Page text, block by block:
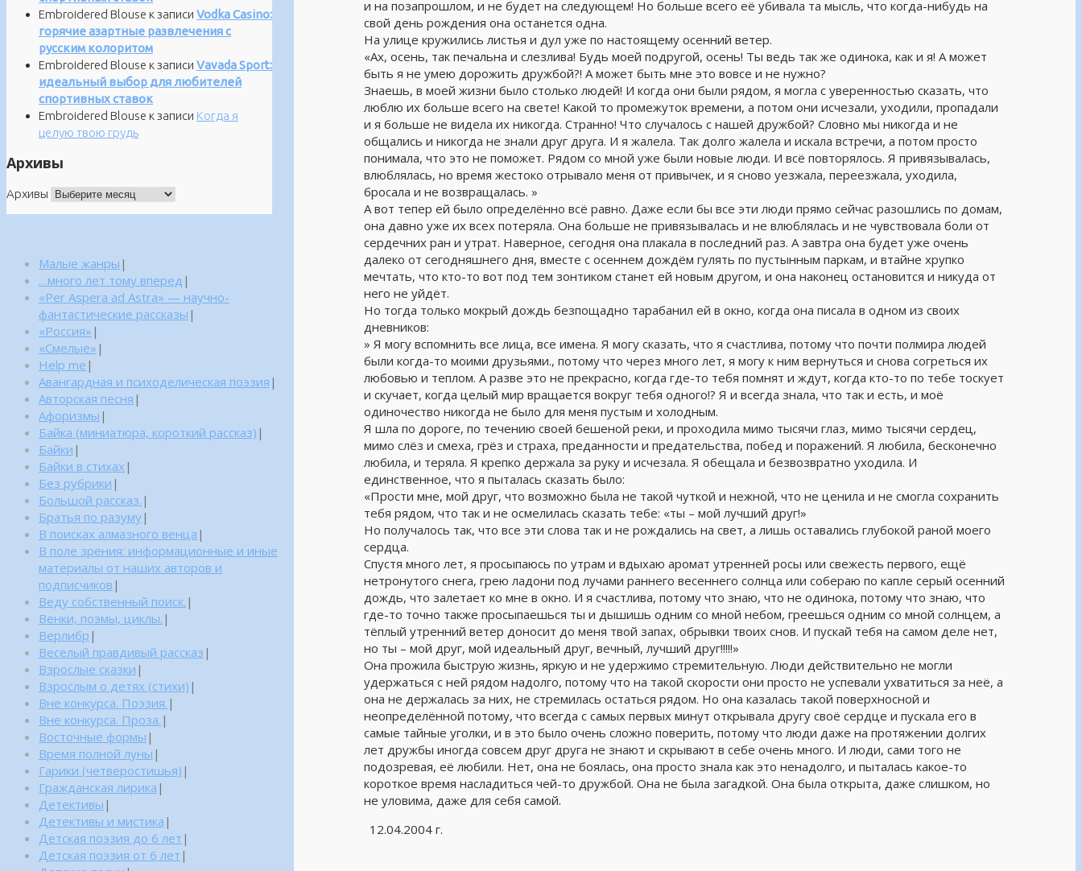
и на позапрошлом, и не будет на следующем! Но больше всего её убивала та мысль, что когда-нибудь на
свой день рождения она останется одна.
На улице кружились листья и дул уже по настоящему осенний ветер.
«Ах, осень, так печальна и слезлива! Будь моей подругой, осень! Ты ведь так же одинока, как и я! А может
быть я не умею дорожить дружбой?! А может быть мне это вовсе и не нужно?
Знаешь, в моей жизни было столько людей! И когда они были рядом, я могла с уверенностью сказать, что
люблю их больше всего на свете! Какой то промежуток времени, а потом они исчезали, уходили, пропадали
и я больше не видела их никогда. Странно! Что случалось с нашей дружбой? Словно мы никогда и не
общались и никогда не знали друг друга. И я жалела. Так долго жалела и искала встречи, а потом просто
понимала, что это не поможет. Рядом со мной уже были новые люди. И всё повторялось. Я привязывалась,
влюблялась, но время жестоко отрывало меня от привычек, и я сново уезжала, переезжала, уходила,
бросала и не возвращалась. »
А вот тепер ей было определённо всё равно. Даже если бы все эти люди прямо сейчас разошлись по домам,
она давно уже их всех потеряла. Она больше не привязывалась и не влюблялась и не чувствовала боли от
сердечних ран и утрат. Наверное, сегодня она плакала в последний раз. А завтра она будет уже очень
далеко от сегодняшнего дня, вместе с осеннем дождём гулять по пустынным паркам, и втайне хрупко
мечтать, что кто-то вот под тем зонтиком станет ей новым другом, и она наконец остановится и никуда от
него не уйдёт.
Но тогда только мокрый дождь безпощадно тарабанил ей в окно, когда она писала в одном из своих
дневников:
» Я могу вспомнить все лица, все имена. Я могу сказать, что я счастлива, потому что почти полмира людей
были когда-то моими друзьями., потому что через много лет, я могу к ним вернуться и снова согреться их
любовью и теплом. А разве это не прекрасно, когда где-то тебя помнят и ждут, когда кто-то по тебе тоскует
и скучает, когда целый мир вращается вокруг тебя одного!? Я и всегда знала, что так и есть, и моё
одиночество никогда не было для меня пустым и холодным.
Я шла по дороге, по течению своей бешеной реки, и проходила мимо тысячи глаз, мимо тысячи сердец,
мимо слёз и смеха, грёз и страха, преданности и предательства, побед и поражений. Я любила, бесконечно
любила, и теряла. Я крепко держала за руку и исчезала. Я обещала и безвозвратно уходила. И
единственное, что я пыталась сказать было:
«Прости мне, мой друг, что возможно была не такой чуткой и нежной, что не ценила и не смогла сохранить
тебя рядом, что так и не осмелилась сказать тебе: «ты – мой лучший друг!»
Но получалось так, что все эти слова так и не рождались на свет, а лишь оставались глубокой раной моего
сердца.
Спустя много лет, я просыпаюсь по утрам и вдыхаю аромат утренней росы или свежесть первого, ещё
нетронутого снега, грею ладони под лучами раннего весеннего солнца или собераю по капле серый осенний
дождь, что залетает ко мне в окно. И я счастлива, потому что знаю, что не одинока, потому что знаю, что
где-то точно также просыпаешься ты и дышишь одним со мной небом, греешься одним со мной солнцем, а
тёплый утренний ветер доносит до меня твой запах, обрывки твоих снов. И пускай тебя на самом деле нет,
но ты – мой друг, мой идеальный друг, вечный, лучший друг!!!!!»
Она прожила быструю жизнь, яркую и не удержимо стремительную. Люди действительно не могли
удержаться с ней рядом надолго, потому что на такой скорости они просто не успевали ухватиться за неё, а
она не держалась за них, не стремилась остаться рядом. Но она казалась такой поверхносной и
неопределённой потому, что всегда с самых первых минут открывала другу своё сердце и пускала его в
самые тайные уголки, и в это было очень сложно поверить, потому что люди даже на протяжении долгих
лет дружбы иногда совсем друг друга не знают и скрывают в себе очень много. И люди, сами того не
подозревая, её любили. Нет, она не боялась, она просто знала как это ненадолго, и пыталась какое-то
короткое время насладиться чей-то дружбой. Она не была загадкой. Она была открыта, даже слишком, но
не уловима, даже для себя самой.
12.04.2004 г.
Embroidered Blouse к записи Vodka Casino:
горячие азартные развлечения с
русским колоритом
Embroidered Blouse к записи Vavada Sport:
идеальный выбор для любителей
спортивных ставок
Embroidered Blouse к записи Когда я
целую твою грудь
Архивы
Архивы
Малые жанры |
…много лет тому вперед |
«Per Aspera ad Astra» — научно-
фантастические рассказы |
«Россия» |
«Смелые» |
Help me |
Авангардная и психоделическая поэзия |
Авторская песня |
Афоризмы |
Байка (миниатюра, короткий рассказ) |
Байки |
Байки в стихах |
Без рубрики |
Большой рассказ. |
Братья по разуму|
В поисках алмазного венца |
В поле зрения: информационные и иные
материалы от наших авторов и
подписчиков |
Веду собственный поиск. |
Венки, поэмы, циклы. |
Верлибр |
Веселый правдивый рассказ |
Взрослые сказки |
Взрослым о детях (стихи) |
Вне конкурса. Поэзия. |
Вне конкурса. Проза. |
Восточные формы |
Время полной луны |
Гарики (четверостишья) |
Гражданская лирика |
Детективы |
Детективы и мистика |
Детская поэзия до 6 лет |
Детская поэзия от 6 лет |